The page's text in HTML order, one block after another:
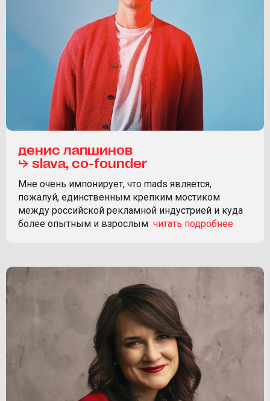
денис лапшинов
⮡ slava, co-founder
Мне очень импонирует, что mads является,
пожалуй, единственным крепким мостиком
между российской рекламной индустрией и куда
более опытным и взрослым